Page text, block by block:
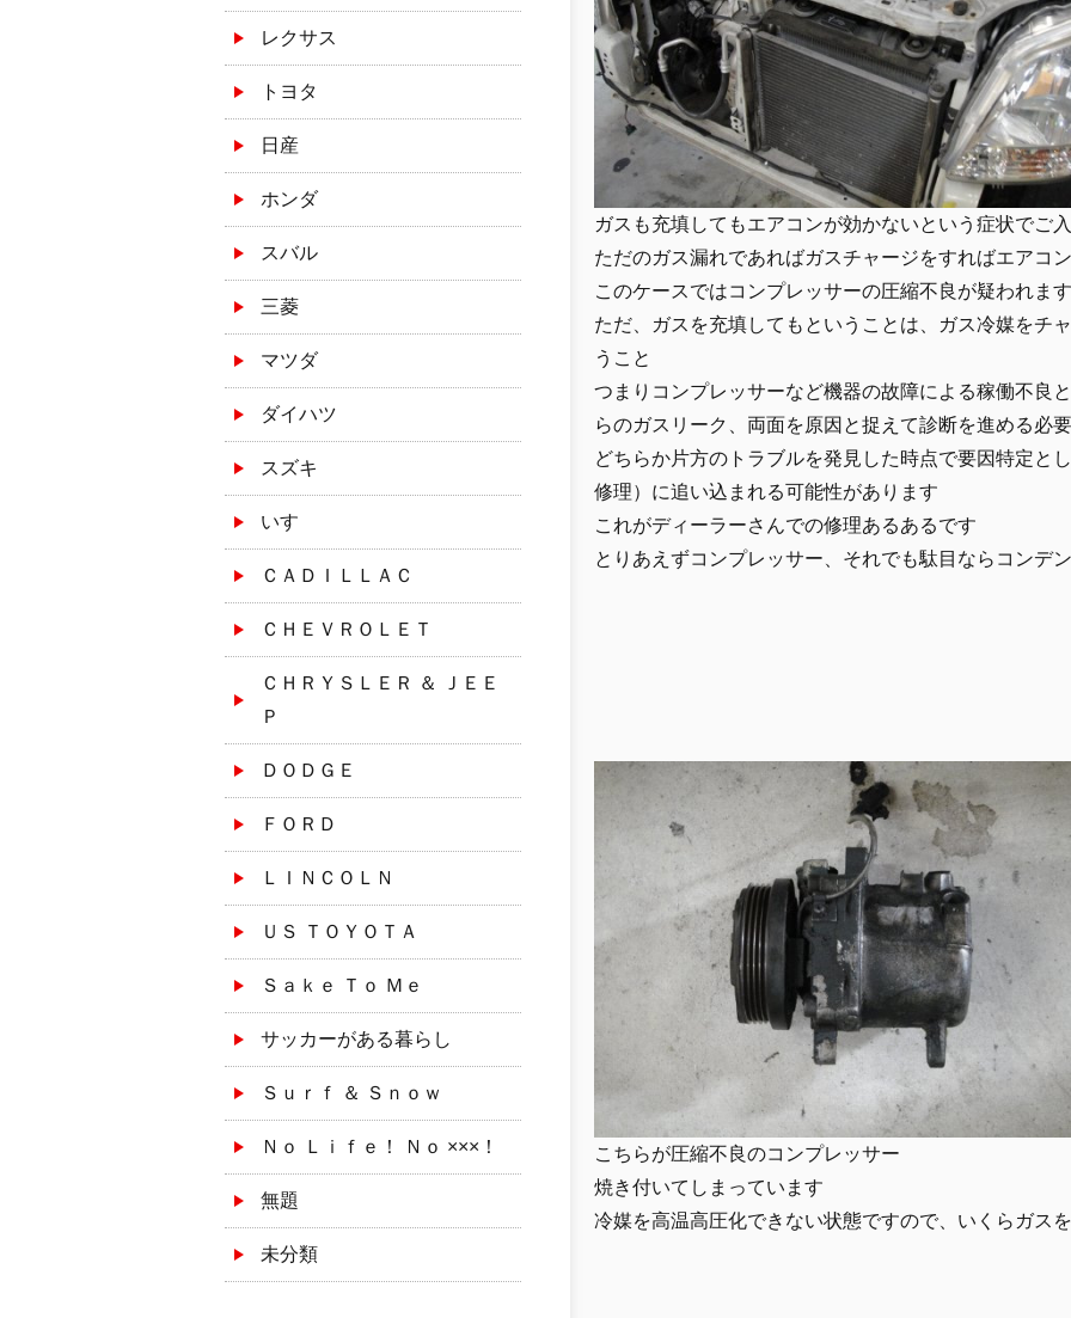
レクサス
トヨタ
日産
ホンダ
スバル
三菱
マツダ
ダイハツ
スズキ
いすゞ
ＣＡＤＩＬＬＡＣ
ＣＨＥＶＲＯＬＥＴ
ＣＨＲＹＳＬＥＲ ＆ ＪＥＥ
Ｐ
ＤＯＤＧＥ
ＦＯＲＤ
ＬＩＮＣＯＬＮ
ＵＳ ＴＯＹＯＴＡ
Ｓａｋｅ Ｔｏ Ｍｅ
サッカーがある暮らし
Ｓｕｒｆ ＆ Ｓｎｏｗ
Ｎｏ Ｌｉｆｅ！ Ｎｏ ×××！
無題
未分類
ガスも充填してもエアコンが効かないという症状でご
ただのガス漏れであればガスチャージをすればエアコ
このケースではコンプレッサーの圧縮不良が疑われます
ただ、ガスを充填してもということは、ガス冷媒をチ
うこと
つまりコンプレッサーなど機器の故障による稼働不良
らのガスリーク、両面を原因と捉えて診断を進める必
どちらか片方のトラブルを発見した時点で要因特定と
修理）に追い込まれる可能性があります
これがディーラーさんでの修理あるあるです
とりあえずコンプレッサー、それでも駄目ならコンデ
こちらが圧縮不良のコンプレッサー
焼き付いてしまっています
冷媒を高温高圧化できない状態ですので、いくらガス